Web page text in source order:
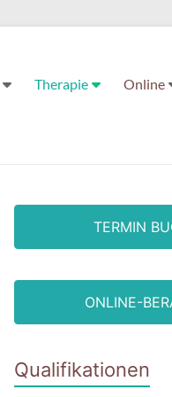
Therapie Online
TERMIN
ONLINE-
Qualifikationen